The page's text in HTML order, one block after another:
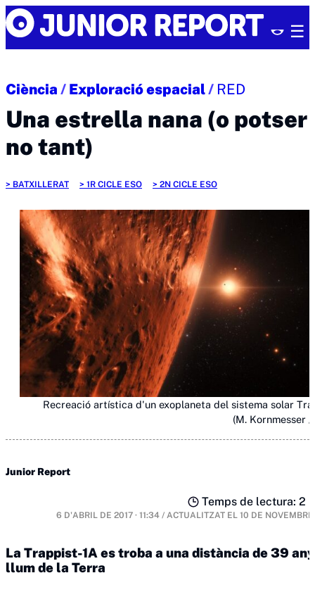
Skip
to
content
Junior
Report
Ciència / Exploració espacial/ RED
Una estrella nana (o potser
no tant)
BATXILLERAT 1R CICLE ESO 2N CICLE ESO
Recreació artística d'un exoplaneta del sistema solar
(M. Kornmesser /
Junior Report
Temps de lectura: 2
6 D'ABRIL DE 2017 · 11:34 / ACTUALITZAT EL 10 DE
La Trappist-1A es troba a una distància de 39
llum de la Terra